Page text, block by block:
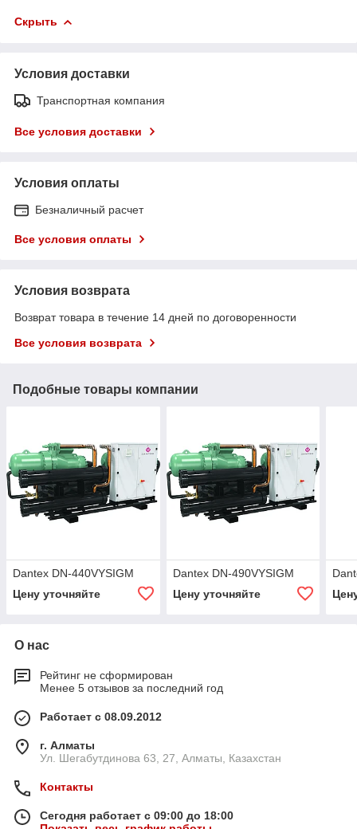
Скрыть
Условия доставки
Транспортная компания
Все условия доставки
Условия оплаты
Безналичный расчет
Все условия оплаты
Условия возврата
Возврат товара в течение 14 дней по договоренности
Все условия возврата
Подобные товары компании
Dantex DN-440VYSIGM
Цену уточняйте
Dantex DN-490VYSIGM
Цену уточняйте
О нас
Рейтинг не сформирован
Менее 5 отзывов за последний год
Работает с 08.09.2012
г. Алматы
Ул. Шегабутдинова 63, 27, Алматы, Казахстан
Контакты
Сегодня работает с 09:00 до 18:00